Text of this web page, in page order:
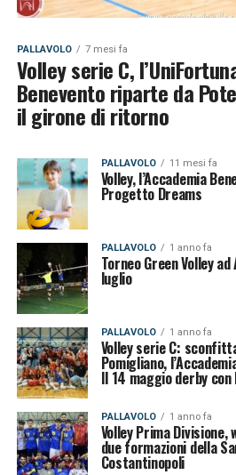
PALLAVOLO 7 mesi fa
Volley serie C,
Benevento riparte da
il girone di ritorno
PALLAVOLO 11 mesi fa
Volley, l’Accademia
Progetto Dreams
PALLAVOLO 1 anno fa
Torneo Green Volley
luglio
PALLAVOLO 1 anno fa
Volley serie C:
Pomigliano,
Il 14 maggio derby con
PALLAVOLO 1 anno fa
Volley Prima
due formazioni della
Costantinopoli